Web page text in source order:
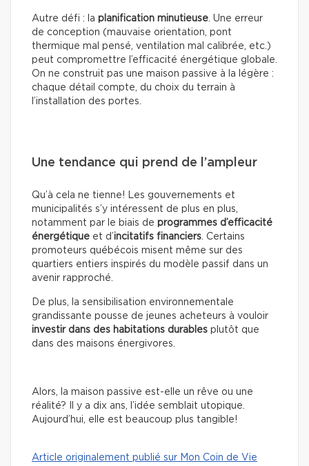
Autre défi : la planification minutieuse. Une erreur
de conception (mauvaise orientation, pont
thermique mal pensé, ventilation mal calibrée, etc.)
peut compromettre l’efficacité énergétique globale.
On ne construit pas une maison passive à la légère :
chaque détail compte, du choix du terrain à
l’installation des portes.
Une tendance qui prend de l’ampleur
Qu’à cela ne tienne! Les gouvernements et
municipalités s’y intéressent de plus en plus,
notamment par le biais de programmes d’efficacité
énergétique et d’incitatifs financiers. Certains
promoteurs québécois misent même sur des
quartiers entiers inspirés du modèle passif dans un
avenir rapproché.
De plus, la sensibilisation environnementale
grandissante pousse de jeunes acheteurs à vouloir
investir dans des habitations durables plutôt que
dans des maisons énergivores.
Alors, la maison passive est-elle un rêve ou une
réalité?
Il y a dix ans, l’idée semblait utopique.
Aujourd’hui, elle est beaucoup plus tangible!
Article originalement publié sur Mon Coin de Vie